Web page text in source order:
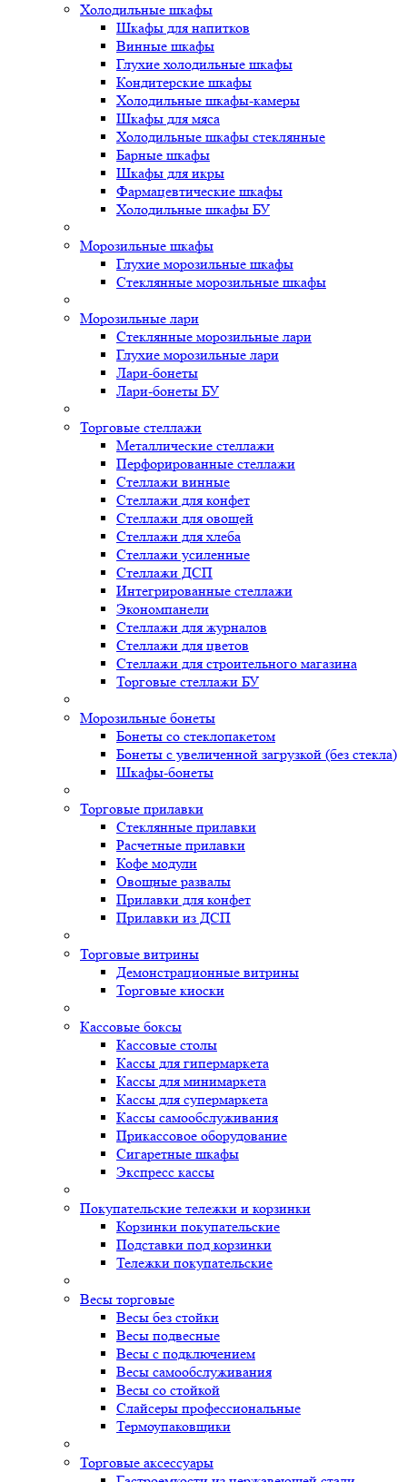
Холодильные шкафы
Шкафы для напитков
Винные шкафы
Глухие холодильные шкафы
Кондитерские шкафы
Холодильные шкафы-камеры
Шкафы для мяса
Холодильные шкафы стеклянные
Барные шкафы
Шкафы для икры
Фармацевтические шкафы
Холодильные шкафы БУ
Морозильные шкафы
Глухие морозильные шкафы
Стеклянные морозильные шкафы
Морозильные лари
Стеклянные морозильные лари
Глухие морозильные лари
Лари-бонеты
Лари-бонеты БУ
Торговые стеллажи
Металлические стеллажи
Перфорированные стеллажи
Стеллажи винные
Стеллажи для конфет
Стеллажи для овощей
Стеллажи для хлеба
Стеллажи усиленные
Стеллажи ДСП
Интегрированные стеллажи
Экономпанели
Стеллажи для журналов
Стеллажи для цветов
Стеллажи для строительного магазина
Торговые стеллажи БУ
Морозильные бонеты
Бонеты со стеклопакетом
Бонеты с увеличенной загрузкой (без стекла)
Шкафы-бонеты
Торговые прилавки
Стеклянные прилавки
Расчетные прилавки
Кофе модули
Овощные развалы
Прилавки для конфет
Прилавки из ДСП
Торговые витрины
Демонстрационные витрины
Торговые киоски
Кассовые боксы
Кассовые столы
Кассы для гипермаркета
Кассы для минимаркета
Кассы для супермаркета
Кассы самообслуживания
Прикассовое оборудование
Сигаретные шкафы
Экспресс кассы
Покупательские тележки и корзинки
Корзинки покупательские
Подставки под корзинки
Тележки покупательские
Весы торговые
Весы без стойки
Весы подвесные
Весы с подключением
Весы самообслуживания
Весы со стойкой
Слайсеры профессиональные
Термоупаковщики
Торговые аксессуары